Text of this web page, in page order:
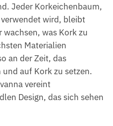
Jeder Korkeichenbaum,
wird, bleibt
was Kork zu
Materialien
an der Zeit, das
auf Kork zu setzen.
vereint
Design, das sich sehen